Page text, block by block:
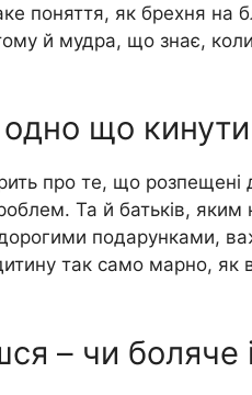
поняття, як брехня на
й мудра, що знає,
що кинути
про те, що розпещені
Та й батьків, яким
дорогими подарунками,
так само марно, як
– чи боляче